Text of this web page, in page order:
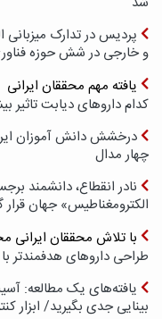
و خارجی در شش حوزه
یافته مهم محققان ایرانی
کدام داروهای دیابت تاثیر
درخشش دانش آموزان
چهار مدال
نادر انقطاع، دانشمند
الکترومغناطیس» جهان
با تلاش محققان ایرانی
طراحی داروهای هدفمندتر
یافته‌های یک مطالعه:
بینایی جدی بگیرید/ ابزار